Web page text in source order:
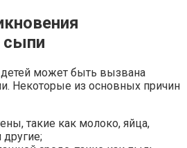
сыпи
может быть вызвана
Некоторые из основных причин
такие как молоко, яйца,